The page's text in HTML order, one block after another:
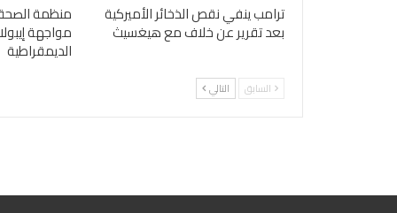
ترامب ينفي نقص الذخائر الأميركية
بعد تقرير عن خلاف مع هيغسيث
منظمة الصحة
مواجهة
الديمقراطية
السابق التالي